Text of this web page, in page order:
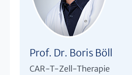
Prof. Dr. Boris Böll
CAR-T-Zell-Therapie